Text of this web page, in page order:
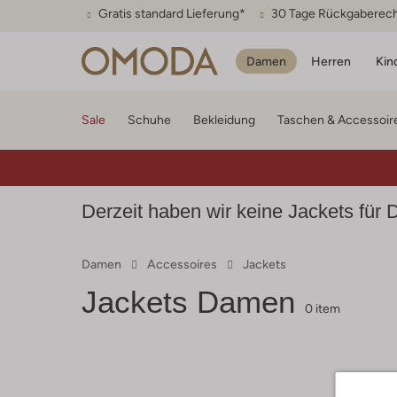
Gratis standard Lieferung* 30 Tage
Damen Herren
Sale Schuhe Bekleidung Taschen &
Derzeit haben wir keine Jackets für
Damen Accessoires Jackets
Jackets Damen 0 item